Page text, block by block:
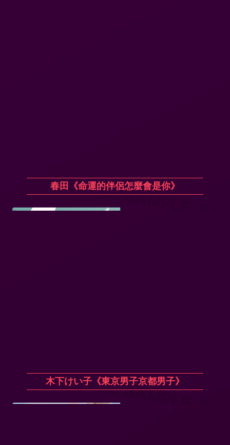
春田《命運的伴侶怎麼會是你》
木下けい子《東京男子京都男子》